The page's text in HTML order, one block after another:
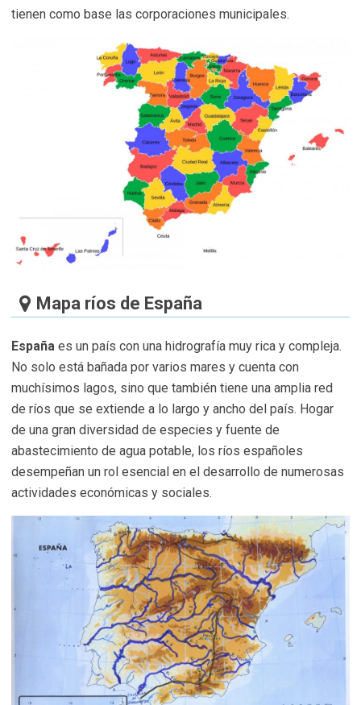
tienen como base las corporaciones municipales.
Mapa ríos de España
España es un país con una hidrografía muy rica y compleja.
No solo está bañada por varios mares y cuenta con
muchísimos lagos, sino que también tiene una amplia red
de ríos que se extiende a lo largo y ancho del país. Hogar
de una gran diversidad de especies y fuente de
abastecimiento de agua potable, los ríos españoles
desempeñan un rol esencial en el desarrollo de numerosas
actividades económicas y sociales.